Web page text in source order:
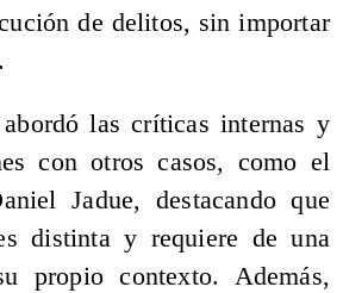
de delitos, sin importar
las críticas internas y
con otros casos, como el
Jadue, destacando que
distinta y requiere de una
propio contexto. Además,